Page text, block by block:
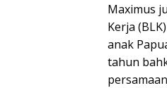
Maximus
Kerja
anak
tahun